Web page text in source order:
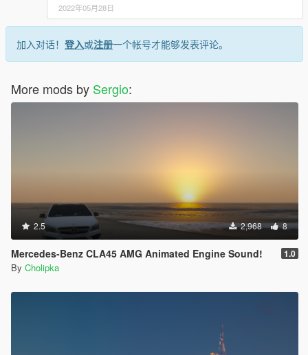
2022年05月28日
加入对话！ 登入或注册一个帐号才能够发表评论。
More mods by Sergio:
2.5 2,968 8
Mercedes-Benz CLA45 AMG Animated Engine Sound! 1.0
By Cholipka